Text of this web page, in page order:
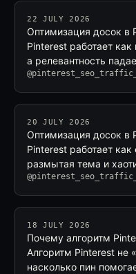
22 JULY 2026
Оптимизация досок в
Pinterest работает
а релевантность
20 JULY 2026
Оптимизация досок в
Pinterest работает
размытая тема и
18 JULY 2026
Почему алгоритм
Алгоритм Pinterest не
насколько пин